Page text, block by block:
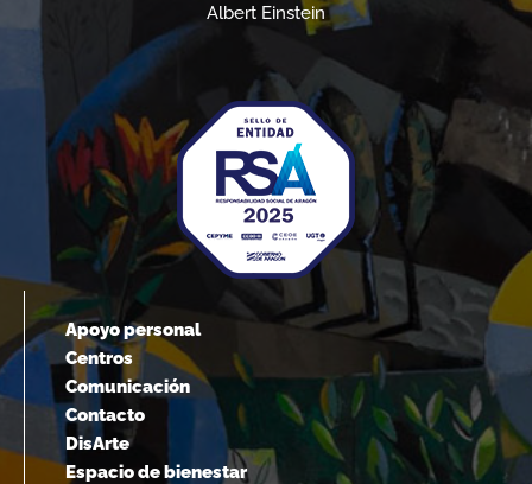
Albert Einstein
Apoyo personal
Centros
Comunicación
Contacto
DisArte
Espacio de bienestar